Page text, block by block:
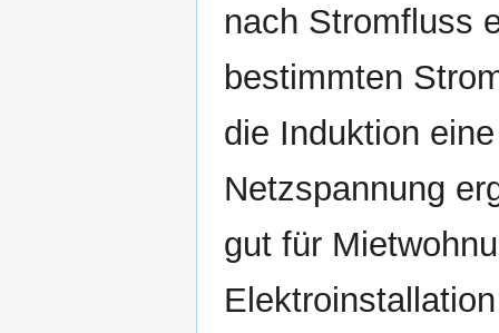
nach Stromfluss
bestimmten
die Induktion
Netzspannung
gut für